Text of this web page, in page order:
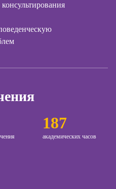
поисковой
рекламы
Курсы
187
академических часов